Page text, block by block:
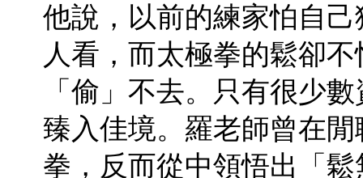
他說，以前的練家怕自
人看，而太極拳的鬆卻
「偷」不去。只有很少
臻入佳境。羅老師曾在
拳，反而從中領悟出「